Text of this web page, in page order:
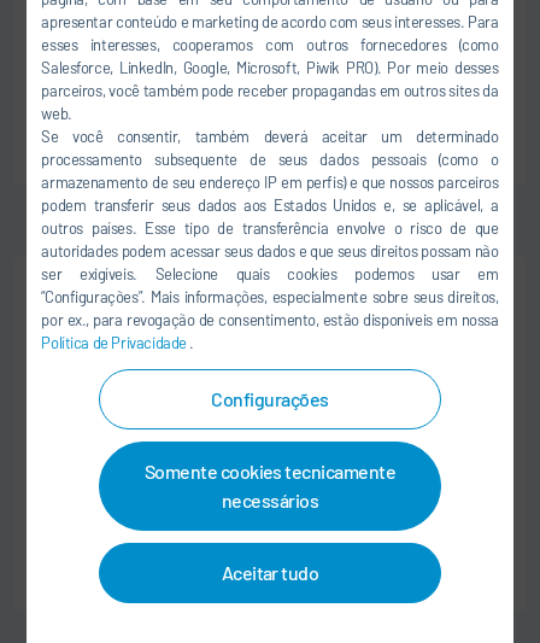
apresentar conteúdo e marketing de acordo com seus interesses. Para
esses interesses, cooperamos com outros fornecedores (como
Salesforce, LinkedIn, Google, Microsoft, Piwik PRO). Por meio desses
parceiros, você também pode receber propagandas em outros sites da
web.
Se você consentir, também deverá aceitar um determinado
processamento subsequente de seus dados pessoais (como o
armazenamento de seu endereço IP em perfis) e que nossos parceiros
podem transferir seus dados aos Estados Unidos e, se aplicável, a
outros países. Esse tipo de transferência envolve o risco de que
autoridades podem acessar seus dados e que seus direitos possam não
ser exigíveis. Selecione quais cookies podemos usar em
“Configurações”. Mais informações, especialmente sobre seus direitos,
por ex., para revogação de consentimento, estão disponíveis em nossa
Política de Privacidade .
Configurações
Somente cookies tecnicamente
necessários
Aceitar tudo
Dürr IT Services India
201 305 Noida
Índia
PARA O TRABALHO
PROFISSIONAL
LOGÍSTICA E COMPRAS
German Speaking Operational Buyer for
Material Management (MM) Team
Dürr Group Services, India
201 305 Noida
PARA O TRABALHO